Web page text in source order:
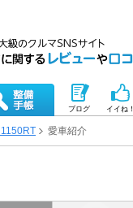
ブログ イイね！
愛車紹介